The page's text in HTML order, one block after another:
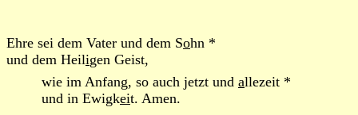
Ehre sei dem Vater und dem Sohn *
und dem Heiligen Geist,
wie im Anfang, so auch jetzt und allezeit *
und in Ewigkeit. Amen.